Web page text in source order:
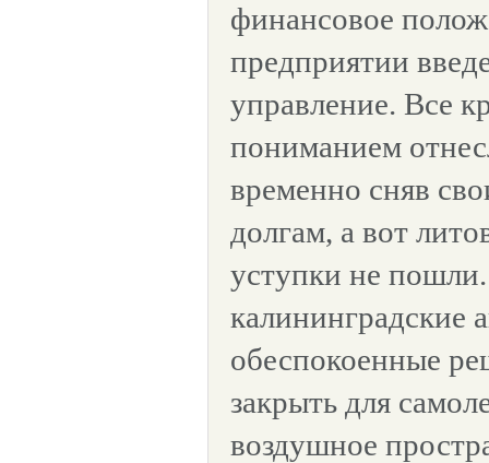
финансовое
предприятии
управление. Все
пониманием
временно сняв
долгам, а вот
уступки не
калининградские
обеспокоенные
закрыть для
воздушное